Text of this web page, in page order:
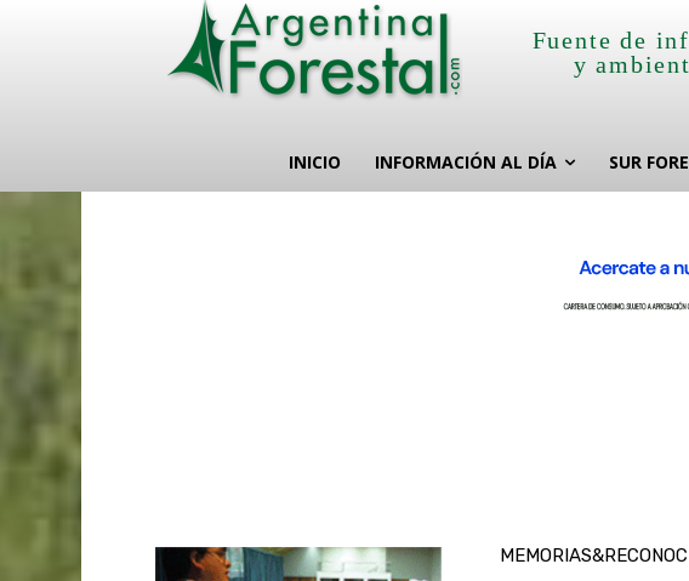
Fuente de
y
INICIO INFORMACIÓN AL DÍA SUR